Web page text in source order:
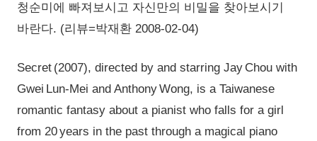
청순미에 빠져보시고 자신만의 비밀을 찾아보시기
바란다. (리뷰=박재환 2008-02-04)
Secret (2007), directed by and starring Jay Chou with
Gwei Lun‑Mei and Anthony Wong, is a Taiwanese
romantic fantasy about a pianist who falls for a girl
from 20 years in the past through a magical piano